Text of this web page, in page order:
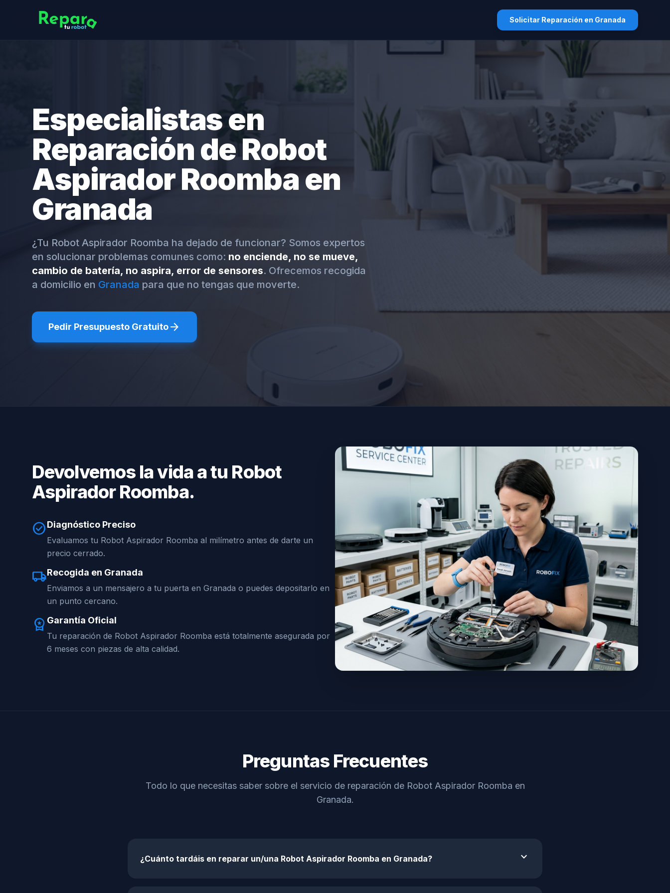
Solicitar Reparación en Granada
Especialistas en
Reparación de Robot
Aspirador Roomba en
Granada
¿Tu Robot Aspirador Roomba ha dejado de funcionar? Somos expertos
en solucionar problemas comunes como: no enciende, no se mueve,
cambio de batería, no aspira, error de sensores. Ofrecemos recogida
a domicilio en Granada para que no tengas que moverte.
Pedir Presupuesto Gratuitoarrow_forward
Devolvemos la vida a tu Robot
Aspirador Roomba.
check_circleDiagnóstico Preciso
Evaluamos tu Robot Aspirador Roomba al milímetro antes de darte un
precio cerrado.
local_shippingRecogida en Granada
Enviamos a un mensajero a tu puerta en Granada o puedes depositarlo en
un punto cercano.
workspace_premium Garantía Oficial
Tu reparación de Robot Aspirador Roomba está totalmente asegurada por
6 meses con piezas de alta calidad.
Preguntas Frecuentes
Todo lo que necesitas saber sobre el servicio de reparación de Robot Aspirador Roomba en
Granada.
¿Cuánto tardáis en reparar un/una Robot Aspirador Roomba en Granada? expand_more